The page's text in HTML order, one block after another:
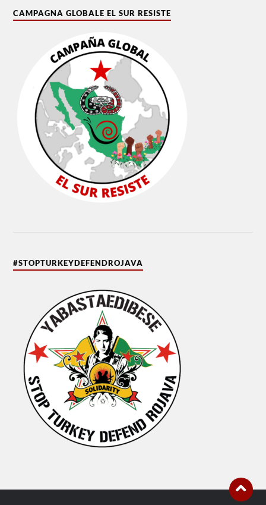
CAMPAGNA GLOBALE EL SUR RESISTE
#STOPTURKEYDEFENDROJAVA